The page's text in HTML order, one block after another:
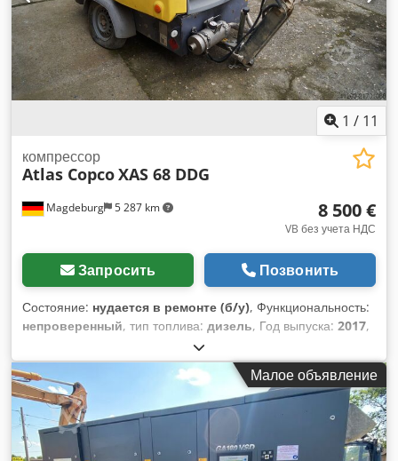
John Deere / 4045HI551 Обработка сжатого воздуха,
состоящая из: Доохладитель сжатого воздуха,
водоотделитель и фильтр PD. Уровень выбросов: Стадия V
Количество цилиндров: 4
1 / 11
Magdeburg 5 287 km
компрессор
Atlas CopcoXAS 68 DDG
8 500 €
VB без учета НДС
Запросить Позвонить
Состояние: нудается в ремонте (б/у), Функциональность:
непроверенный, тип топлива: дизель, Год выпуска: 2017,
, Компрессор Atlas Copco XAS 68 DDG,
год выпуска 2017, 1154 моточаса, производительность 3,5
м³, аварийный генератор 12,5 кВА, подключения: 1 x 230 В,
2 x 400 В, серийный номер YA3064303H0461812, ось
погнута, компрессор в остальном исправен, имеется допуск
(ABE). Dcodey Aktaspfx Ag Uek
Малое объявление